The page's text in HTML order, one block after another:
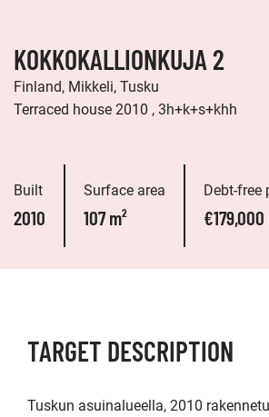
KOKKOKALLIONKUJA 2
Finland, Mikkeli, Tusku
Terraced house 2010 , 3h+k+s+khh
Built
2010
Surface area
107 m²
Debt-free
€179,000
TARGET DESCRIPTION
Tuskun asuinalueella, 2010